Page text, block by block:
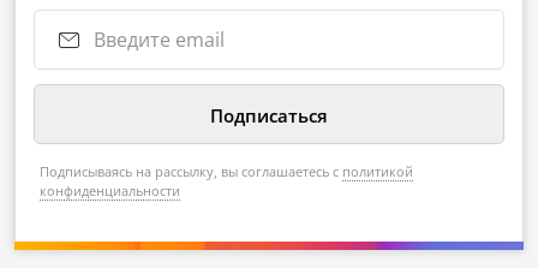
Подписываясь на рассылку, вы соглашаетесь с политикой
конфиденциальности